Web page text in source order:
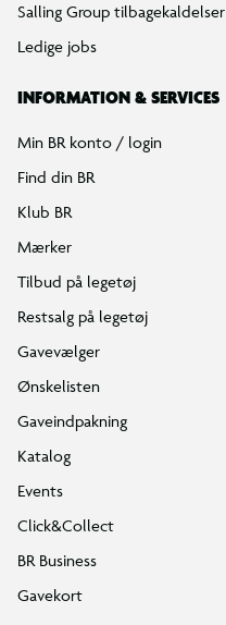
Salling Group tilbagekaldelser
Ledige jobs
INFORMATION & SERVICES
Min BR konto / login
Find din BR
Klub BR
Mærker
Tilbud på legetøj
Restsalg på legetøj
Gavevælger
Ønskelisten
Gaveindpakning
Katalog
Events
Click&Collect
BR Business
Gavekort